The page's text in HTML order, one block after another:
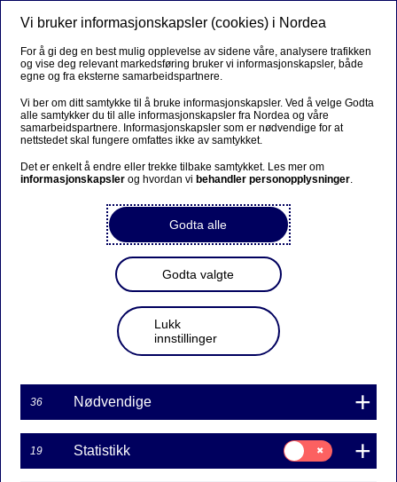
Vi bruker informasjonskapsler (cookies) i Nordea
For å gi deg en best mulig opplevelse av sidene våre, analysere trafikken
og vise deg relevant markedsføring bruker vi informasjonskapsler, både
egne og fra eksterne samarbeidspartnere.
Vi ber om ditt samtykke til å bruke informasjonskapsler. Ved å velge Godta
alle samtykker du til alle informasjonskapsler fra Nordea og våre
samarbeidspartnere. Informasjonskapsler som er nødvendige for at
nettstedet skal fungere omfattes ikke av samtykket.
Det er enkelt å endre eller trekke tilbake samtykket. Les mer om
informasjonskapsler og hvordan vi behandler personopplysninger.
Godta alle
Godta valgte
Lukk
innstillinger
36 Nødvendige
19 Statistikk
Samtykke
til:
Statistikk